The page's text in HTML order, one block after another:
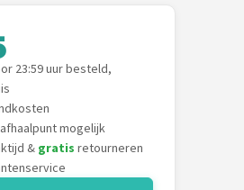
23:59 uur besteld,
mogelijk
& gratis retourneren